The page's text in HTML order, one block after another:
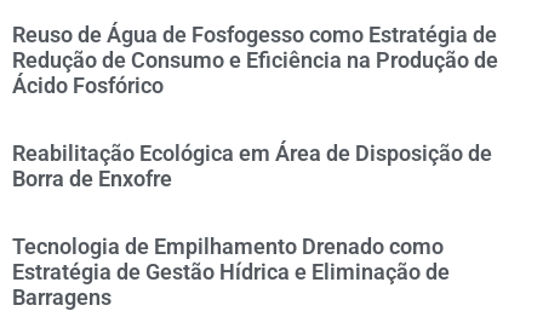
Reuso de Água de Fosfogesso como Estratégia de
Redução de Consumo e Eficiência na Produção de
Ácido Fosfórico
Reabilitação Ecológica em Área de Disposição de
Borra de Enxofre
Tecnologia de Empilhamento Drenado como
Estratégia de Gestão Hídrica e Eliminação de
Barragens